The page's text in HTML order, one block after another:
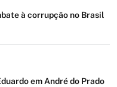
à corrupção no Brasil
em André do Prado